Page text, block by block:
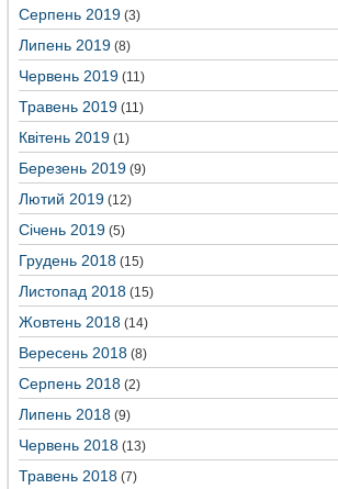
Серпень 2019 (3)
Липень 2019 (8)
Червень 2019 (11)
Травень 2019 (11)
Квітень 2019 (1)
Березень 2019 (9)
Лютий 2019 (12)
Січень 2019 (5)
Грудень 2018 (15)
Листопад 2018 (15)
Жовтень 2018 (14)
Вересень 2018 (8)
Серпень 2018 (2)
Липень 2018 (9)
Червень 2018 (13)
Травень 2018 (7)